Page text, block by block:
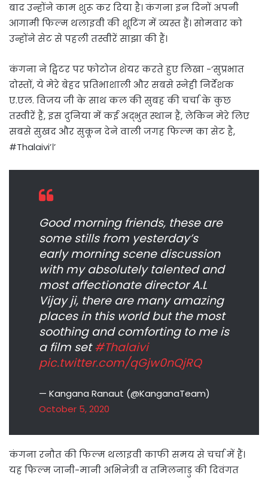
बाद उन्होंने काम शुरू कर दिया है। कंगना इन दिनों अपनी
आगामी फिल्म थलाइवी की शूटिंग में व्यस्त हैं। सोमवार को
उन्होंने सेट से पहली तस्वीरें साझा की हैं।
कंगना ने ट्विटर पर फोटोज शेयर करते हुए लिखा -‘सुप्रभात
दोस्तों, ये मेरे बेहद प्रतिभाशाली और सबसे स्नेही निर्देशक
ए.एल. विजय जी के साथ कल की सुबह की चर्चा के कुछ
तस्वीरें हैं, इस दुनिया में कई अद्भुत स्थान हैं, लेकिन मेरे लिए
सबसे सुखद और सुकून देने वाली जगह फिल्म का सेट है,
#Thalaivi’।’
Good morning friends, these are
some stills from yesterday’s
early morning scene discussion
with my absolutely talented and
most affectionate director A.L
Vijay ji, there are many amazing
places in this world but the most
soothing and comforting to me is
a film set#Thalaivi
pic.twitter.com/qGjw0nQjRQ
— Kangana Ranaut (@KanganaTeam)
October 5, 2020
कंगना रनौत की फिल्म थलाइवी काफी समय से चर्चा में हैं।
यह फिल्म जानी-मानी अभिनेत्री व तमिलनाडु की दिवंगत